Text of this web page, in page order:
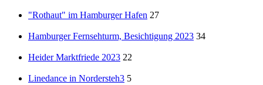
"Rothaut" im Hamburger Hafen 27
Hamburger Fernsehturm, Besichtigung 2023 34
Heider Marktfriede 2023 22
Linedance in Nordersteh3 5